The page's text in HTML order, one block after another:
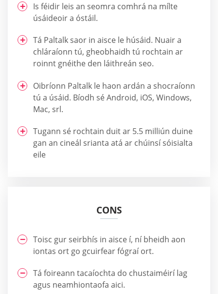
Is féidir leis an seomra comhrá na mílte
úsáideoir a óstáil.
Tá Paltalk saor in aisce le húsáid. Nuair a
chláraíonn tú, gheobhaidh tú rochtain ar
roinnt gnéithe den láithreán seo.
Oibríonn Paltalk le haon ardán a shocraíonn
tú a úsáid. Bíodh sé Android, iOS, Windows,
Mac, srl.
Tugann sé rochtain duit ar 5.5 milliún duine
gan an cineál srianta atá ar chúinsí sóisialta
eile
CONS
Toisc gur seirbhís in aisce í, ní bheidh aon
iontas ort go gcuirfear fógraí ort.
Tá foireann tacaíochta do chustaiméirí lag
agus neamhiontaofa aici.